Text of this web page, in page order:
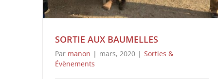
SORTIE AUX BAUMELLES
Par manon | mars, 2020 | Sorties &
Évènements